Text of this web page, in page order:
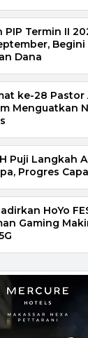
PIP Termin II
Begini
Dana
ke-28
Menguatkan
Puji Langkah
Progres
HoYo
Gaming